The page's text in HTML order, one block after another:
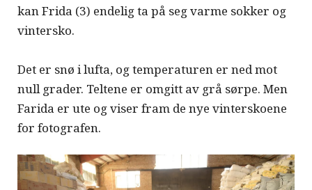
kan Frida (3) endelig ta på seg varme sokker og
vintersko.
Det er snø i lufta, og temperaturen er ned mot
null grader. Teltene er omgitt av grå sørpe. Men
Farida er ute og viser fram de nye vinterskoene
for fotografen.